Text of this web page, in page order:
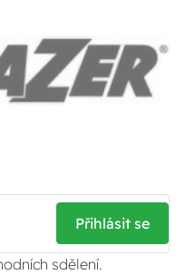
Přihlásit se
sdělení.